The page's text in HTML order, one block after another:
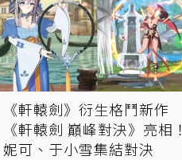
《軒轅劍》衍生格鬥新作
《軒轅劍 巔峰對決》亮相！
妮可、于小雪集結對決